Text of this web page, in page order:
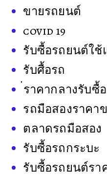
ขายรถยนต์
covid 19
รับซื้อรถยนต์ใช้
รับศื้อรถ
ราคากลางรับซื้
รถมือสองราคา
ตลาดรถมือสอง
รับซื้อรถกระบะ
รับซื้อรถยนต์รา